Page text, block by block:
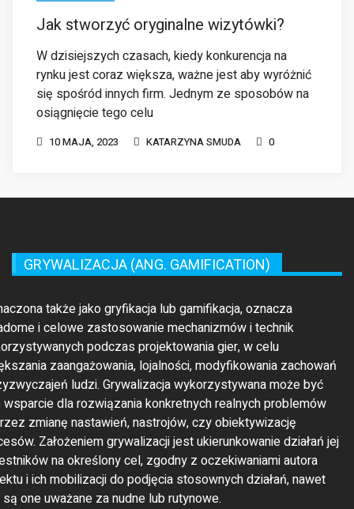
Jak stworzyć oryginalne wizytówki?
W dzisiejszych czasach, kiedy konkurencja na
rynku jest coraz większa, ważne jest aby wyróżnić
się spośród innych firm. Jednym ze sposobów na
osiągnięcie tego celu
10 MAJA, 2023 KATARZYNA SMUDA 0
GRYWALIZACJA (ANG. GAMIFICATION)
także jako gryfikacja lub gamifikacja, oznacza
i celowe zastosowanie mechanizmów i technik
podczas projektowania gier, w celu
zaangażowania, lojalności, modyfikowania zachowań
ludzi. Grywalizacja wykorzystywana może być
wsparcie dla rozwiązania konkretnych realnych problemów
zmianę nastawień, nastrojów, czy obiektywizację
Założeniem grywalizacji jest ukierunkowanie działań jej
na określony cel, zgodny z oczekiwaniami autora
i ich mobilizacji do podjęcia stosownych działań, nawet
one uważane za nudne lub rutynowe.